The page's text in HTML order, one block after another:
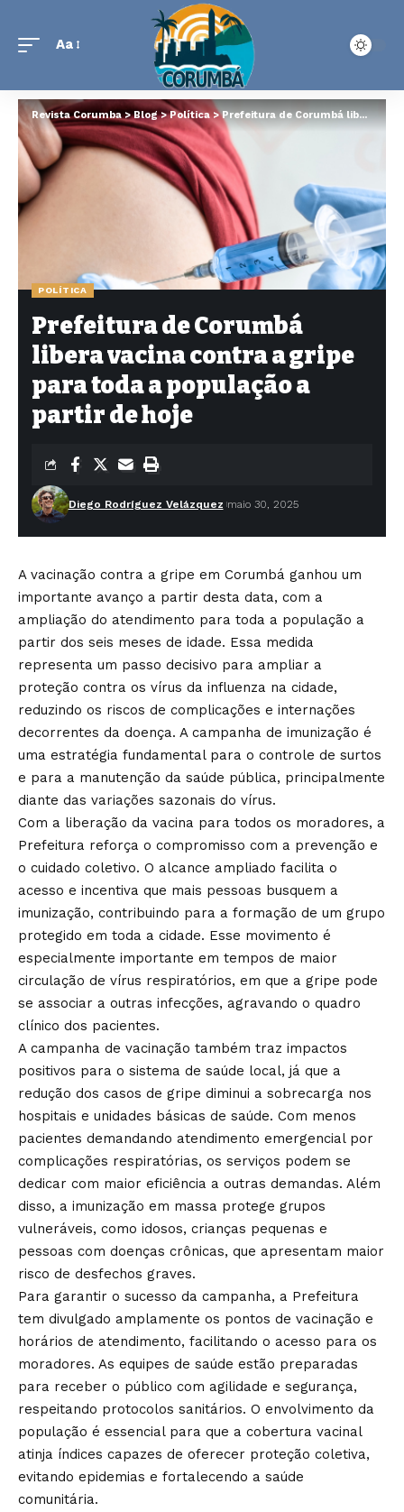
Aa
Revista Corumba>Blog>Política>Prefeitura de Corumbá libera vacina contra a gripe para toda a população a partir de hoje
POLÍTICA
Prefeitura de Corumbá
libera vacina contra a gripe
para toda a população a
partir de hoje
Diego Rodríguez Velázquez maio 30, 2025
A vacinação contra a gripe em Corumbá ganhou um
importante avanço a partir desta data, com a
ampliação do atendimento para toda a população a
partir dos seis meses de idade. Essa medida
representa um passo decisivo para ampliar a
proteção contra os vírus da influenza na cidade,
reduzindo os riscos de complicações e internações
decorrentes da doença. A campanha de imunização é
uma estratégia fundamental para o controle de surtos
e para a manutenção da saúde pública, principalmente
diante das variações sazonais do vírus.
Com a liberação da vacina para todos os moradores, a
Prefeitura reforça o compromisso com a prevenção e
o cuidado coletivo. O alcance ampliado facilita o
acesso e incentiva que mais pessoas busquem a
imunização, contribuindo para a formação de um grupo
protegido em toda a cidade. Esse movimento é
especialmente importante em tempos de maior
circulação de vírus respiratórios, em que a gripe pode
se associar a outras infecções, agravando o quadro
clínico dos pacientes.
A campanha de vacinação também traz impactos
positivos para o sistema de saúde local, já que a
redução dos casos de gripe diminui a sobrecarga nos
hospitais e unidades básicas de saúde. Com menos
pacientes demandando atendimento emergencial por
complicações respiratórias, os serviços podem se
dedicar com maior eficiência a outras demandas. Além
disso, a imunização em massa protege grupos
vulneráveis, como idosos, crianças pequenas e
pessoas com doenças crônicas, que apresentam maior
risco de desfechos graves.
Para garantir o sucesso da campanha, a Prefeitura
tem divulgado amplamente os pontos de vacinação e
horários de atendimento, facilitando o acesso para os
moradores. As equipes de saúde estão preparadas
para receber o público com agilidade e segurança,
respeitando protocolos sanitários. O envolvimento da
população é essencial para que a cobertura vacinal
atinja índices capazes de oferecer proteção coletiva,
evitando epidemias e fortalecendo a saúde
comunitária.